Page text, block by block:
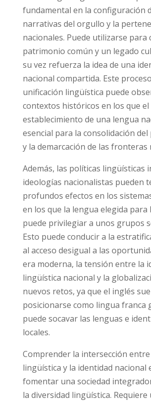
fundamental en la configuración
narrativas del orgullo y la
nacionales. Puede utilizarse
patrimonio común y un legado
su vez refuerza la idea de una
nacional compartida. Este
unificación lingüística puede
contextos históricos en los que el
establecimiento de una lengua
esencial para la consolidación
y la demarcación de las fronteras
Además, las políticas lingüísticas
ideologías nacionalistas pueden
profundos efectos en los
en los que la lengua elegida para
puede privilegiar a unos grupos
Esto puede conducir a la
al acceso desigual a las
era moderna, la tensión entre la
lingüística nacional y la
nuevos retos, ya que el inglés
posicionarse como lingua franca
puede socavar las lenguas e
locales.
Comprender la intersección
lingüística y la identidad nacional
fomentar una sociedad
la diversidad lingüística. Requiere